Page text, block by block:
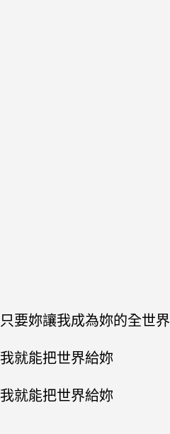
只要妳讓我成為妳的全世界
我就能把世界給妳
我就能把世界給妳